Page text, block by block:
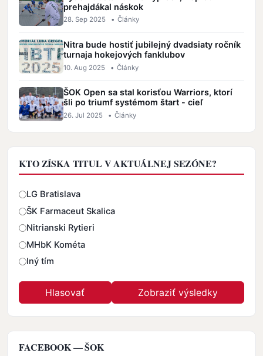
prehajdákal náskok
28. Sep 2025 • Články
Nitra bude hostiť jubilejný dvadsiaty ročník
turnaja hokejových fanklubov
10. Aug 2025 • Články
ŠOK Open sa stal korisťou Warriors, ktorí
šli po triumf systémom štart - cieľ
26. Jul 2025 • Články
KTO ZÍSKA TITUL V AKTUÁLNEJ SEZÓNE?
Odpovede
LG Bratislava
ŠK Farmaceut Skalica
Nitrianski Rytieri
MHbK Kométa
Iný tím
FACEBOOK — ŠOK